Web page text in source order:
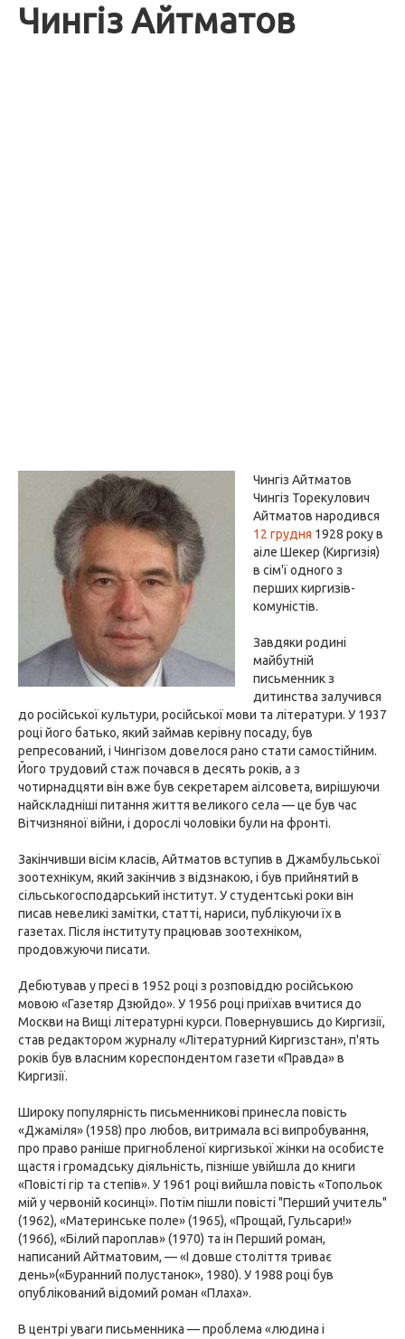
Чингіз Айтматов
Чингіз Айтматов
Чингіз Торекулович
Айтматов народився
12 грудня 1928 року в
аіле Шекер (Киргизія)
в сім'ї одного з
перших киргизів-
комуністів.
Завдяки родині
майбутній
письменник з
дитинства залучився
до російської культури, російської мови та літератури. У 1937
році його батько, який займав керівну посаду, був
репресований, і Чингізом довелося рано стати самостійним.
Його трудовий стаж почався в десять років, а з
чотирнадцяти він вже був секретарем аілсовета, вирішуючи
найскладніші питання життя великого села — це був час
Вітчизняної війни, і дорослі чоловіки були на фронті.
Закінчивши вісім класів, Айтматов вступив в Джамбульської
зоотехнікум, який закінчив з відзнакою, і був прийнятий в
сільськогосподарський інститут. У студентські роки він
писав невеликі замітки, статті, нариси, публікуючи їх в
газетах. Після інституту працював зоотехніком,
продовжуючи писати.
Дебютував у пресі в 1952 році з розповіддю російською
мовою «Газетяр Дзюйдо». У 1956 році приїхав вчитися до
Москви на Вищі літературні курси. Повернувшись до Киргизії,
став редактором журналу «Літературний Киргизстан», п'ять
років був власним кореспондентом газети «Правда» в
Киргизії.
Широку популярність письменникові принесла повість
«Джаміля» (1958) про любов, витримала всі випробування,
про право раніше пригнобленої киргизької жінки на особисте
щастя і громадську діяльність, пізніше увійшла до книги
«Повісті гір та степів». У 1961 році вийшла повість «Топольок
мій у червоній косинці». Потім пішли повісті "Перший учитель"
(1962), «Материнське поле» (1965), «Прощай, Гульсари!»
(1966), «Білий пароплав» (1970) та ін Перший роман,
написаний Айтматовим, — «І довше століття триває
день»(«Буранний полустанок», 1980). У 1988 році був
опублікований відомий роман «Плаха».
В центрі уваги письменника — проблема «людина і